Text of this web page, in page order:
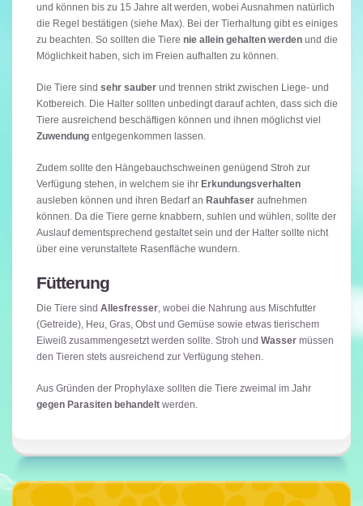
und können bis zu 15 Jahre alt werden, wobei Ausnahmen natürlich
die Regel bestätigen (siehe Max). Bei der Tierhaltung gibt es einiges
zu beachten. So sollten die Tiere nie allein gehalten werden und die
Möglichkeit haben, sich im Freien aufhalten zu können.
Die Tiere sind sehr sauber und trennen strikt zwischen Liege- und
Kotbereich. Die Halter sollten unbedingt darauf achten, dass sich die
Tiere ausreichend beschäftigen können und ihnen möglichst viel
Zuwendung entgegenkommen lassen.
Zudem sollte den Hängebauchschweinen genügend Stroh zur
Verfügung stehen, in welchem sie ihr Erkundungsverhalten
ausleben können und ihren Bedarf an Rauhfaser aufnehmen
können. Da die Tiere gerne knabbern, suhlen und wühlen, sollte der
Auslauf dementsprechend gestaltet sein und der Halter sollte nicht
über eine verunstaltete Rasenfläche wundern.
Fütterung
Die Tiere sind Allesfresser , wobei die Nahrung aus Mischfutter
(Getreide), Heu, Gras, Obst und Gemüse sowie etwas tierischem
Eiweiß zusammengesetzt werden sollte. Stroh und Wasser müssen
den Tieren stets ausreichend zur Verfügung stehen.
Aus Gründen der Prophylaxe sollten die Tiere zweimal im Jahr
gegen Parasiten behandelt werden.